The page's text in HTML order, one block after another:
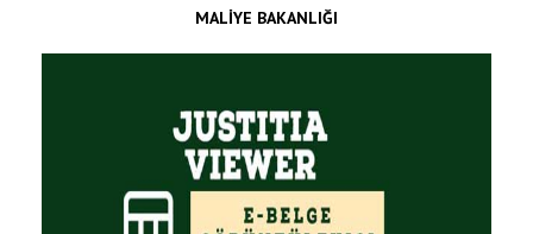
MALİYE BAKANLIĞI